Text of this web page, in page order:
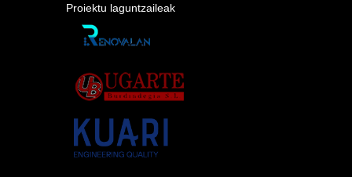
Proiektu laguntzaileak